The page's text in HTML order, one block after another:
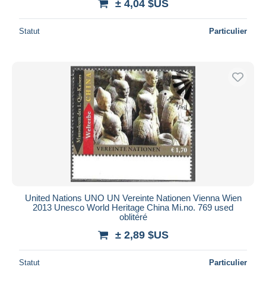
± 4,04 $US
Statut Particulier
United Nations UNO UN Vereinte Nationen Vienna Wien
2013 Unesco World Heritage China Mi.no. 769 used
oblitéré
± 2,89 $US
Statut Particulier